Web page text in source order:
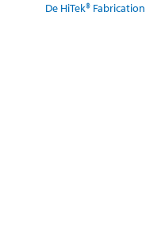
De HiTek® Fabrication